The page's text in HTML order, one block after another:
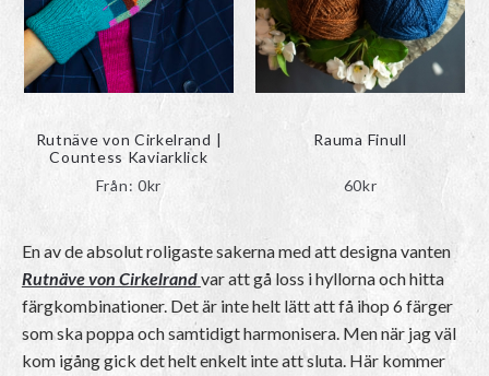
Rutnäve von Cirkelrand |
Countess Kaviarklick
Från: 0kr
Rauma Finull
60kr
En av de absolut roligaste sakerna med att designa vanten
Rutnäve von Cirkelrandvar att gå loss i hyllorna och hitta
färgkombinationer. Det är inte helt lätt att få ihop 6 färger
som ska poppa och samtidigt harmonisera. Men när jag väl
kom igång gick det helt enkelt inte att sluta. Här kommer